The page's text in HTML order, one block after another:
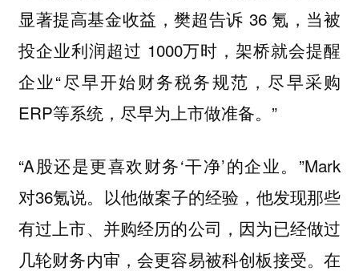
显著提高基金收益，樊超告诉 36 氪，当被
投企业利润超过 1000万时，架桥就会提醒
企业“尽早开始财务税务规范，尽早采购
ERP等系统，尽早为上市做准备。”
“A股还是更喜欢财务‘干净’的企业。”Mark
对36氪说。以他做案子的经验，他发现那些
有过上市、并购经历的公司，因为已经做过
几轮财务内审，会更容易被科创板接受。在